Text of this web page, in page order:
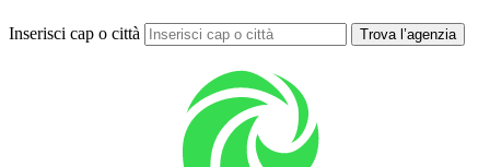
Inserisci cap o città Trova l’agenzia